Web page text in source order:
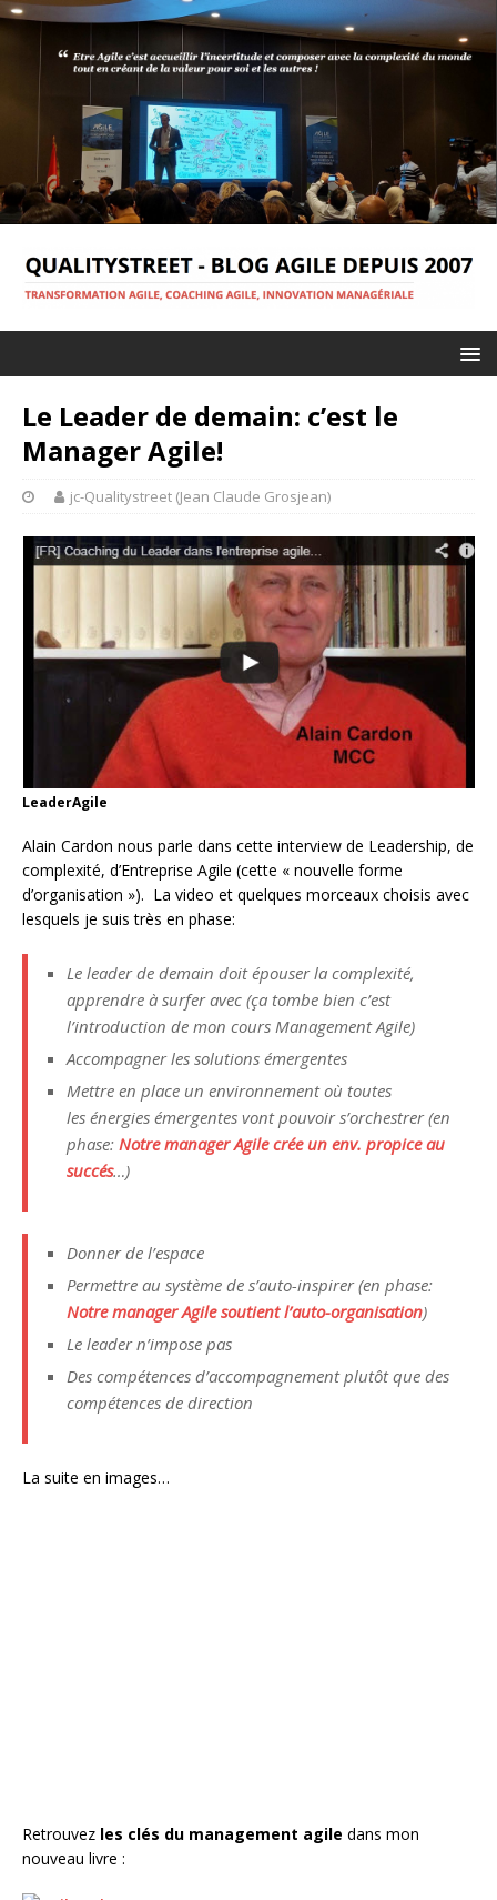
Le Leader de demain: c’est le
Manager Agile!
jc-Qualitystreet (Jean Claude Grosjean)
LeaderAgile
Alain Cardon nous parle dans cette interview de Leadership, de
complexité, d’Entreprise Agile (cette « nouvelle forme
d’organisation »). La video et quelques morceaux choisis avec
lesquels je suis très en phase:
Le leader de demain doit épouser la complexité,
apprendre à surfer avec (ça tombe bien c’est
l’introduction de mon cours Management Agile)
Accompagner les solutions émergentes
Mettre en place un environnement où toutes
les énergies émergentes vont pouvoir s’orchestrer (en
phase: Notre manager Agile crée un env. propice au
succés…)
Donner de l’espace
Permettre au système de s’auto-inspirer (en phase:
Notre manager Agile soutient l’auto-organisation)
Le leader n’impose pas
Des compétences d’accompagnement plutôt que des
compétences de direction
La suite en images…
Retrouvez les clés du management agile dans mon
nouveau livre :